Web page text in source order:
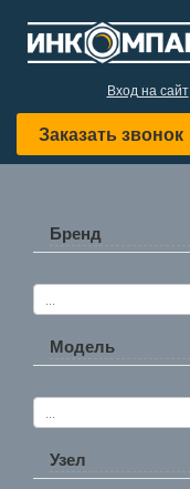
Вход на сайт
Заказать звонок
Бренд
Модель
Узел